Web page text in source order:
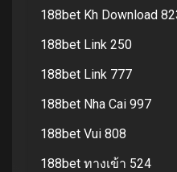
188bet Kh Download
188bet Link 250
188bet Link 777
188bet Nha Cai 997
188bet Vui 808
188bet ทางเข้า 524